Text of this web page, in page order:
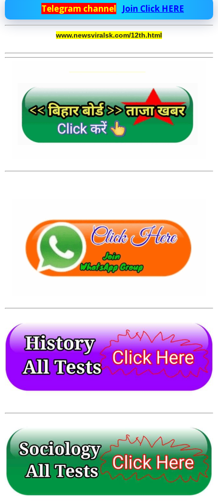
Telegram channel Join Click HERE
www.newsviralsk.com/12th.html